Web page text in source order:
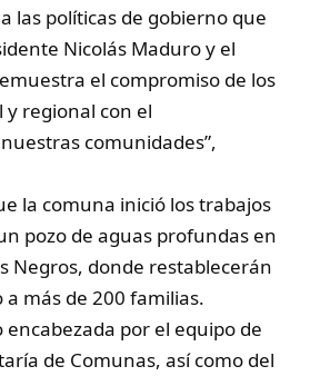
las políticas de gobierno que
Nicolás Maduro y el
el compromiso de los
regional con el
comunidades”,
la comuna inició los trabajos
pozo de aguas profundas en
Negros, donde restablecerán
a más de 200 familias.
encabezada por el equipo de
de Comunas, así como del